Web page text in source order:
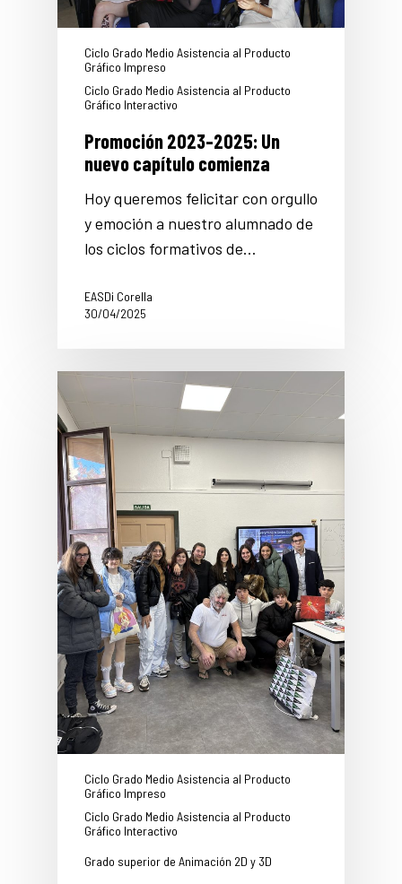
Ciclo Grado Medio Asistencia al Producto
Gráfico Impreso
Ciclo Grado Medio Asistencia al Producto
Gráfico Interactivo
Promoción 2023–2025: Un
nuevo capítulo comienza
Hoy queremos felicitar con orgullo
y emoción a nuestro alumnado de
los ciclos formativos de…
EASDi Corella
30/04/2025
Ciclo Grado Medio Asistencia al Producto
Gráfico Impreso
Ciclo Grado Medio Asistencia al Producto
Gráfico Interactivo
Grado superior de Animación 2D y 3D